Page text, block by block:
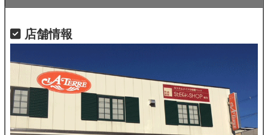
店舗情報